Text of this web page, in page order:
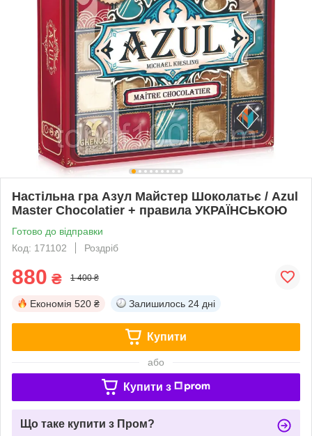
Настільна гра Азул Майстер Шоколатьє / Azul
Master Chocolatier + правила УКРАЇНСЬКОЮ
Готово до відправки
Код: 171102
Роздріб
880 ₴ 1 400 ₴
Економія 520 ₴ Залишилось 24 дні
Купити
або
Купити з
Що таке купити з Пром?